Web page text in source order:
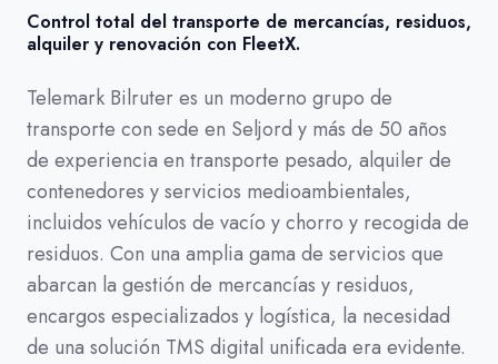
Control total del transporte de mercancías, residuos,
alquiler y renovación con FleetX.
Telemark Bilruter es un moderno grupo de
transporte con sede en Seljord y más de 50 años
de experiencia en transporte pesado, alquiler de
contenedores y servicios medioambientales,
incluidos vehículos de vacío y chorro y recogida de
residuos. Con una amplia gama de servicios que
abarcan la gestión de mercancías y residuos,
encargos especializados y logística, la necesidad
de una solución TMS digital unificada era evidente.